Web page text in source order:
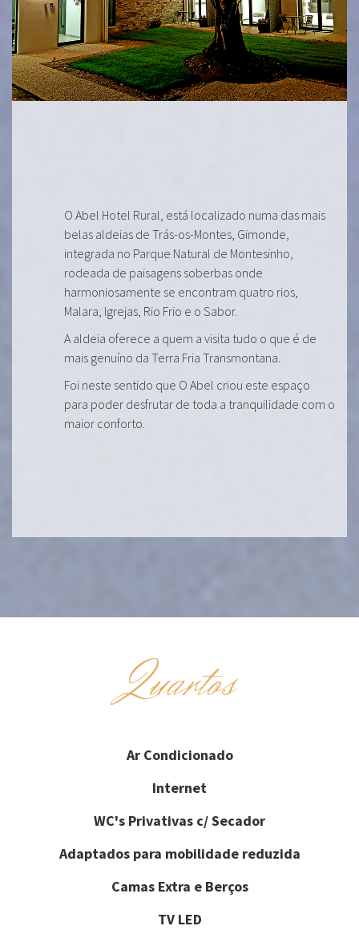
O Abel Hotel Rural, está localizado numa das mais
belas aldeias de Trás-os-Montes, Gimonde,
integrada no Parque Natural de Montesinho,
rodeada de paisagens soberbas onde
harmoniosamente se encontram quatro rios,
Malara, Igrejas, Rio Frio e o Sabor.
A aldeia oferece a quem a visita tudo o que é de
mais genuíno da Terra Fria Transmontana.
Foi neste sentido que O Abel criou este espaço
para poder desfrutar de toda a tranquilidade com o
maior conforto.
Quartos
Ar Condicionado
Internet
WC's Privativas c/ Secador
Adaptados para mobilidade reduzida
Camas Extra e Berços
TV LED